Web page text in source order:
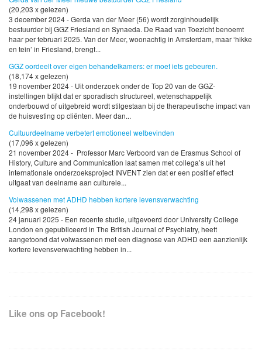
(20,203 x gelezen)
3 december 2024 - Gerda van der Meer (56) wordt zorginhoudelijk
bestuurder bij GGZ Friesland en Synaeda. De Raad van Toezicht benoemt
haar per februari 2025. Van der Meer, woonachtig in Amsterdam, maar ‘hikke
en tein’ in Friesland, brengt...
GGZ oordeelt over eigen behandelkamers: er moet iets gebeuren.
(18,174 x gelezen)
19 november 2024 - Uit onderzoek onder de Top 20 van de GGZ-
instellingen blijkt dat er sporadisch structureel, wetenschappelijk
onderbouwd of uitgebreid wordt stilgestaan bij de therapeutische impact van
de huisvesting op cliënten. Meer dan...
Cultuurdeelname verbetert emotioneel welbevinden
(17,096 x gelezen)
21 november 2024 - Professor Marc Verboord van de Erasmus School of
History, Culture and Communication laat samen met collega’s uit het
internationale onderzoeksproject INVENT zien dat er een positief effect
uitgaat van deelname aan culturele...
Volwassenen met ADHD hebben kortere levensverwachting
(14,298 x gelezen)
24 januari 2025 - Een recente studie, uitgevoerd door University College
London en gepubliceerd in The British Journal of Psychiatry, heeft
aangetoond dat volwassenen met een diagnose van ADHD een aanzienlijk
kortere levensverwachting hebben in...
Like ons op Facebook!